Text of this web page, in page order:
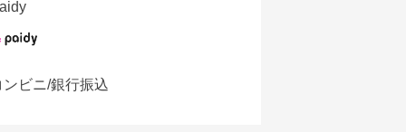
ンビニ/銀行振込